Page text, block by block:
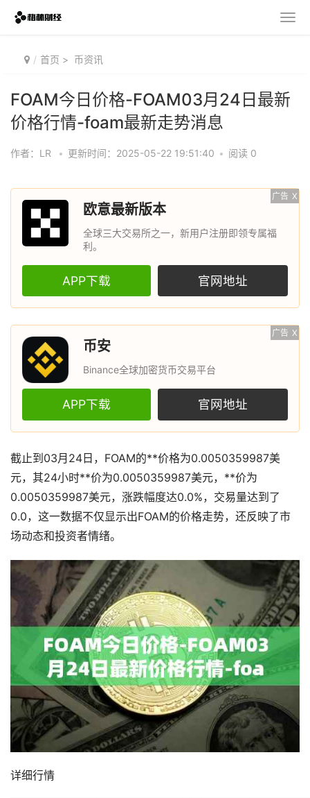
首页 > 币资讯
FOAM今日价格-FOAM03月24日最新
价格行情-foam最新走势消息
作者：LR • 更新时间：2025-05-22 19:51:40 • 阅读 0
广告 X
欧意最新版本
全球三大交易所之一，新用户注册即领专属福
利。
APP下载 官网地址
广告 X
币安
Binance全球加密货币交易平台
APP下载 官网地址
截止到03月24日，FOAM的**价格为0.0050359987美
元，其24小时**价为0.0050359987美元，**价为
0.0050359987美元，涨跌幅度达0.0%，交易量达到了
0.0，这一数据不仅显示出FOAM的价格走势，还反映了市
场动态和投资者情绪。
详细行情